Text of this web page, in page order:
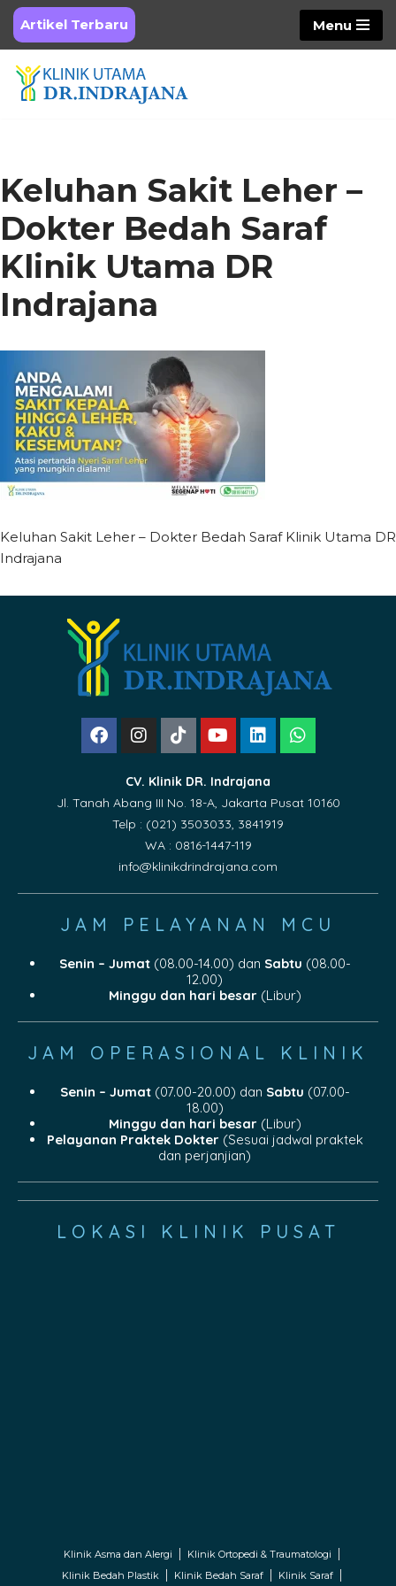
Skip
to
content
Artikel Terbaru Menu
Keluhan Sakit Leher –
Dokter Bedah Saraf
Klinik Utama DR
Indrajana
Keluhan Sakit Leher – Dokter Bedah Saraf Klinik Utama DR
Indrajana
CV. Klinik DR. Indrajana
Jl. Tanah Abang III No. 18-A, Jakarta Pusat 10160
Telp : (021) 3503033, 3841919
WA : 0816-1447-119
info@klinikdrindrajana.com
JAM PELAYANAN MCU
Senin – Jumat(08.00-14.00) dan Sabtu (08.00-
12.00)
Minggu dan hari besar(Libur)
JAM OPERASIONAL KLINIK
Senin – Jumat(07.00-20.00) dan Sabtu (07.00-
18.00)
Minggu dan hari besar(Libur)
Pelayanan Praktek Dokter(Sesuai jadwal praktek
dan perjanjian)
LOKASI KLINIK PUSAT
Klinik Asma dan Alergi
Klinik Ortopedi & Traumatologi
Klinik Bedah Plastik
Klinik Bedah Saraf Klinik Saraf